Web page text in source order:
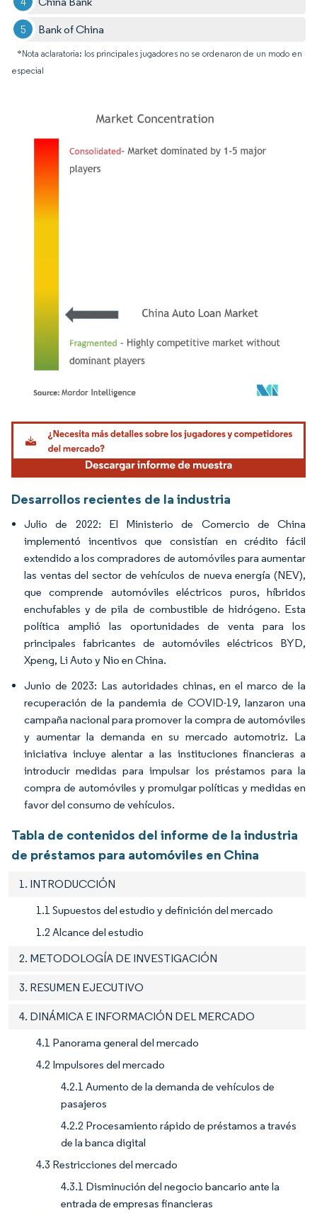
Bank of China
*Nota aclaratoria: los principales jugadores no se ordenaron de un modo en
especial
Imagen © Mordor Intelligence. El uso requiere atribución según CC BY 4.0.
Desarrollos recientes de la industria
Julio de 2022: El Ministerio de Comercio de China
implementó incentivos que consistían en crédito fácil
extendido a los compradores de automóviles para aumentar
las ventas del sector de vehículos de nueva energía (NEV),
que comprende automóviles eléctricos puros, híbridos
enchufables y de pila de combustible de hidrógeno. Esta
política amplió las oportunidades de venta para los
principales fabricantes de automóviles eléctricos BYD,
Xpeng, Li Auto y Nio en China.
Junio de 2023: Las autoridades chinas, en el marco de la
recuperación de la pandemia de COVID-19, lanzaron una
campaña nacional para promover la compra de automóviles
y aumentar la demanda en su mercado automotriz. La
iniciativa incluye alentar a las instituciones financieras a
introducir medidas para impulsar los préstamos para la
compra de automóviles y promulgar políticas y medidas en
favor del consumo de vehículos.
Tabla de contenidos del informe de la industria
de préstamos para automóviles en China
1. INTRODUCCIÓN
1.1 Supuestos del estudio y definición del mercado
1.2 Alcance del estudio
2. METODOLOGÍA DE INVESTIGACIÓN
3. RESUMEN EJECUTIVO
4. DINÁMICA E INFORMACIÓN DEL MERCADO
4.1 Panorama general del mercado
4.2 Impulsores del mercado
4.2.1 Aumento de la demanda de vehículos de
pasajeros
4.2.2 Procesamiento rápido de préstamos a través
de la banca digital
4.3 Restricciones del mercado
4.3.1 Disminución del negocio bancario ante la
entrada de empresas financieras